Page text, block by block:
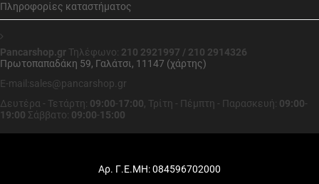
Πληροφορίες καταστήματος
Pancarshop.gr Τηλέφωνο: 210 2921997 / 210 2914326
Πρωτοπαπαδάκη 59, Γαλάτσι, 11147 (χάρτης)
E-mail:sales@pancarshop.gr
Δευτέρα - Τετάρτη: 09:00-17:00, Τρίτη - Πέμπτη - Παρασκευή: 09:00-
19:00 Σάββατο: 09:00-15:00
Αρ. Γ.Ε.ΜΗ: 084596702000